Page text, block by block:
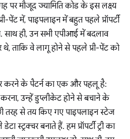
पर मौजूद ज्यामिति कोड के इस लक्ष्य
पेंट में, पाइपलाइन में बहुत पहले प्रॉपर्टी
साथ ही, उन सभी एपीआई में बदलाव
थे, ताकि वे लागू होने से पहले प्री-पेंट को
करने के पैटर्न का एक और पहलू है:
उन्हें डुप्लीकेट होने से बचाने के
तरह से तय किए गए पाइपलाइन स्टेज
स्ट्रक्चर बनाते हैं. हम प्रॉपर्टी ट्री का